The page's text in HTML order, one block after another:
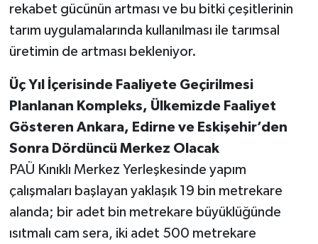
rekabet gücünün artması ve bu bitki çeşitlerinin
tarım uygulamalarında kullanılması ile tarımsal
üretimin de artması bekleniyor.
Üç Yıl İçerisinde Faaliyete Geçirilmesi
Planlanan Kompleks, Ülkemizde Faaliyet
Gösteren Ankara, Edirne ve Eskişehir’den
Sonra Dördüncü Merkez Olacak
PAÜ Kınıklı Merkez Yerleşkesinde yapım
çalışmaları başlayan yaklaşık 19 bin metrekare
alanda; bir adet bin metrekare büyüklüğünde
ısıtmalı cam sera, iki adet 500 metrekare